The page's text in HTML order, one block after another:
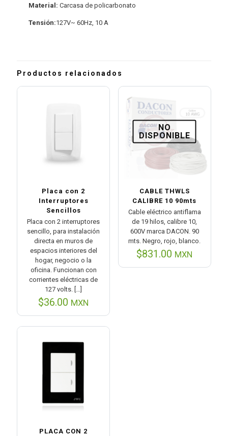
Material: Carcasa de policarbonato
Tensión:127V~ 60Hz, 10 A
Productos relacionados
Placa con 2
Interruptores
Sencillos
Placa con 2 interruptores
sencillo, para instalación
directa en muros de
espacios interiores del
hogar, negocio o la
oficina. Funcionan con
corrientes eléctricas de
127 volts.
$36.00 MXN
NO
DISPONIBLE
CABLE THWLS
CALIBRE 10 90mts
Cable eléctrico antiflama
de 19 hilos, calibre 10,
600V marca DACON. 90
mts. Negro, rojo, blanco.
$831.00 MXN
PLACA CON 2